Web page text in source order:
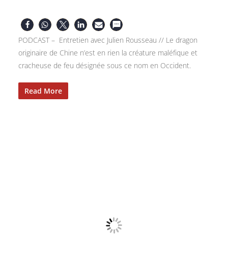
PODCAST – Entretien avec Julien Rousseau // Le dragon
originaire de Chine n’est en rien la créature maléfique et
cracheuse de feu désignée sous ce nom en Occident.
Read More